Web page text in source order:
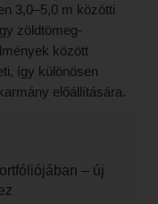
3,0–5,0 m közötti
zöldtömeg-
között
így különösen
előállítására.
– új